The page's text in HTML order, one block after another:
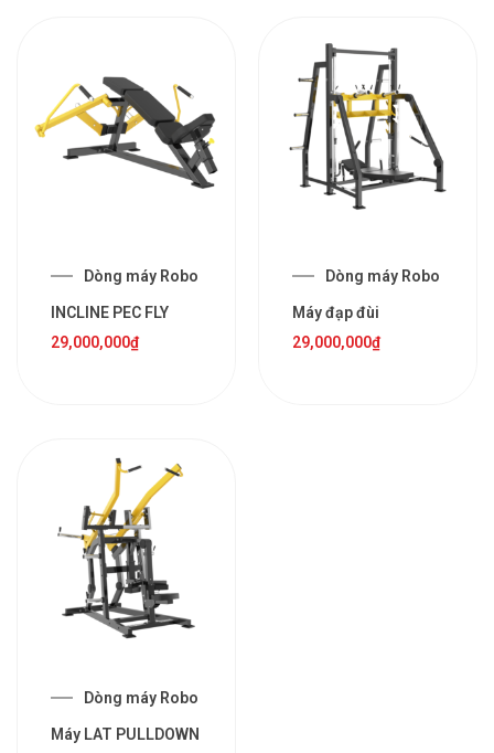
Dòng máy Robo
INCLINE PEC FLY
29,000,000₫
Dòng máy Robo
Máy đạp đùi
29,000,000₫
Dòng máy Robo
Máy LAT PULLDOWN